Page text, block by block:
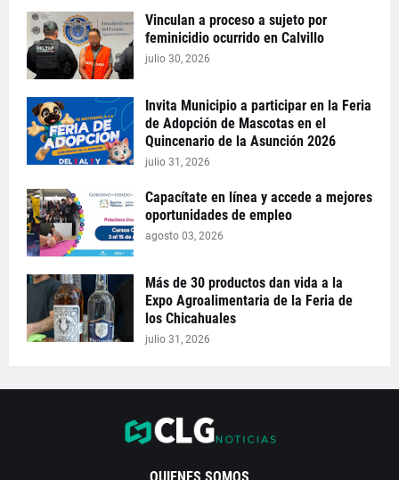
Vinculan a proceso a sujeto por
feminicidio ocurrido en Calvillo
julio 30, 2026
Invita Municipio a participar en la Feria
de Adopción de Mascotas en el
Quincenario de la Asunción 2026
julio 31, 2026
Capacítate en línea y accede a mejores
oportunidades de empleo
agosto 03, 2026
Más de 30 productos dan vida a la
Expo Agroalimentaria de la Feria de
los Chicahuales
julio 31, 2026